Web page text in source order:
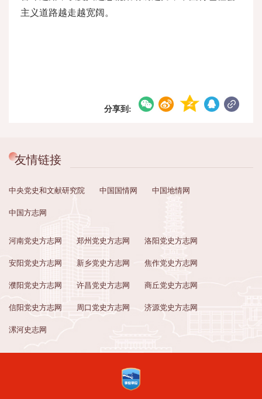
主义道路越走越宽阔。
分享到:
友情链接
中央党史和文献研究院 中国国情网 中国地情网
中国方志网
河南党史方志网 郑州党史方志网 洛阳党史方志网
安阳党史方志网 新乡党史方志网 焦作党史方志网
濮阳党史方志网 许昌党史方志网 商丘党史方志网
信阳党史方志网 周口党史方志网 济源党史方志网
漯河史志网